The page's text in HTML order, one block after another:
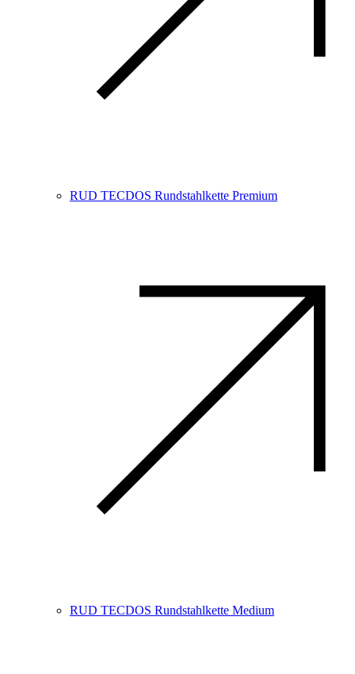
RUD TECDOS Rundstahlkette Premium
RUD TECDOS Rundstahlkette Medium